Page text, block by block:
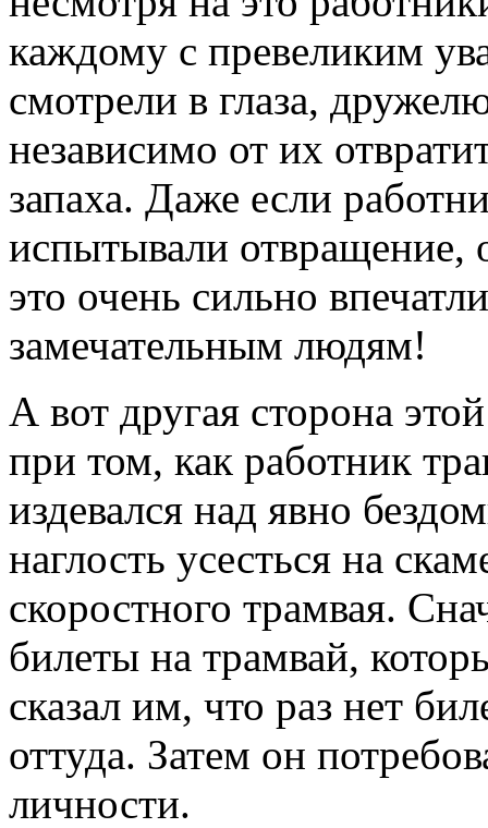
каждому с превеликим
смотрели в глаза,
независимо от их
запаха. Даже если
испытывали отвращение,
это очень сильно
замечательным людям!
А вот другая сторона
при том, как работник
издевался над явно
наглость усесться на
скоростного трамвая.
билеты на трамвай,
сказал им, что раз нет
оттуда. Затем он
личности.